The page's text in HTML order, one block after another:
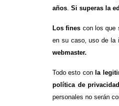
años Si superas la
Los fines con los que
en su caso, uso de la
webmaster.
Todo esto con la
política de privacidad
personales no serán